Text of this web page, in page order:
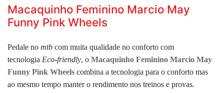
Macaquinho Feminino Marcio May
Funny Pink Wheels
Pedale no mtb com muita qualidade no conforto com
tecnologia Eco-friendly, o Macaquinho Feminino Marcio May
Funny Pink Wheels combina a tecnologia para o conforto mas
ao mesmo tempo manter o rendimento nos treinos e provas.